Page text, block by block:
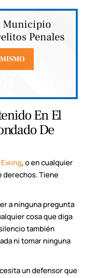
Municipio
Penales
Consulta
En El
De
, o en cualquier
derechos. Tiene
a ninguna pregunta
cosa que diga
también
ni tomar ninguna
un defensor que